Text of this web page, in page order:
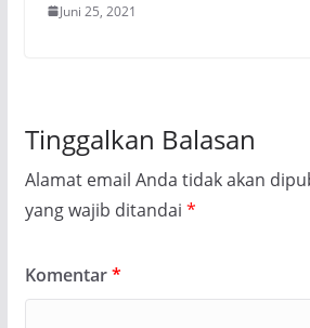
Juni 25, 2021
Tinggalkan Balasan
Alamat email Anda tidak akan
yang wajib ditandai *
Komentar*